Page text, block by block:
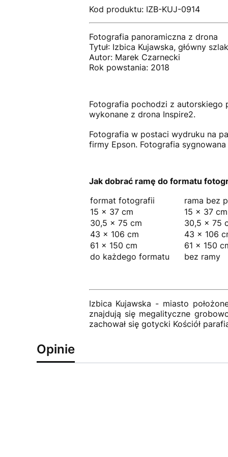
Kod produktu: IZB-KUJ-0914
Fotografia panoramiczna z drona
Tytuł: Izbica Kujawska, główny
Autor: Marek Czarnecki
Rok powstania: 2018
Fotografia pochodzi z autorskiego
wykonane z drona Inspire2.
Fotografia w postaci wydruku na
firmy Epson. Fotografia
Jak dobrać ramę do formatu
format fotografii
rama bez
15 × 37 cm
15 × 37 cm
30,5 × 75 cm
30,5 × 75
43 × 106 cm
43 × 106
61 × 150 cm
61 × 150
do każdego formatu
bez ramy
Izbica Kujawska - miasto
znajdują się megalityczne
zachował się gotycki Kościół
Opinie